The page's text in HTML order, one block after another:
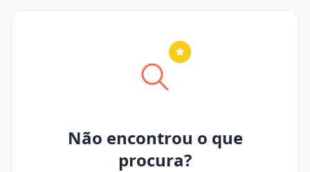
Não encontrou o que
procura?